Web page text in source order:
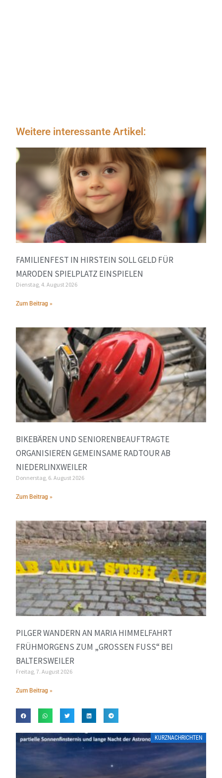
Weitere interessante Artikel:
FAMILIENFEST IN HIRSTEIN SOLL GELD FÜR
MARODEN SPIELPLATZ EINSPIELEN
Dienstag, 4. August 2026
Zum Beitrag »
BIKEBÄREN UND SENIORENBEAUFTRAGTE
ORGANISIEREN GEMEINSAME RADTOUR AB
NIEDERLINXWEILER
Donnerstag, 6. August 2026
Zum Beitrag »
PILGER WANDERN AN MARIA HIMMELFAHRT
FRÜHMORGENS ZUM „GROSSEN FUSS“ BEI BA
LTERSWEILER
Freitag, 7. August 2026
Zum Beitrag »
KURZNACHRICHTEN